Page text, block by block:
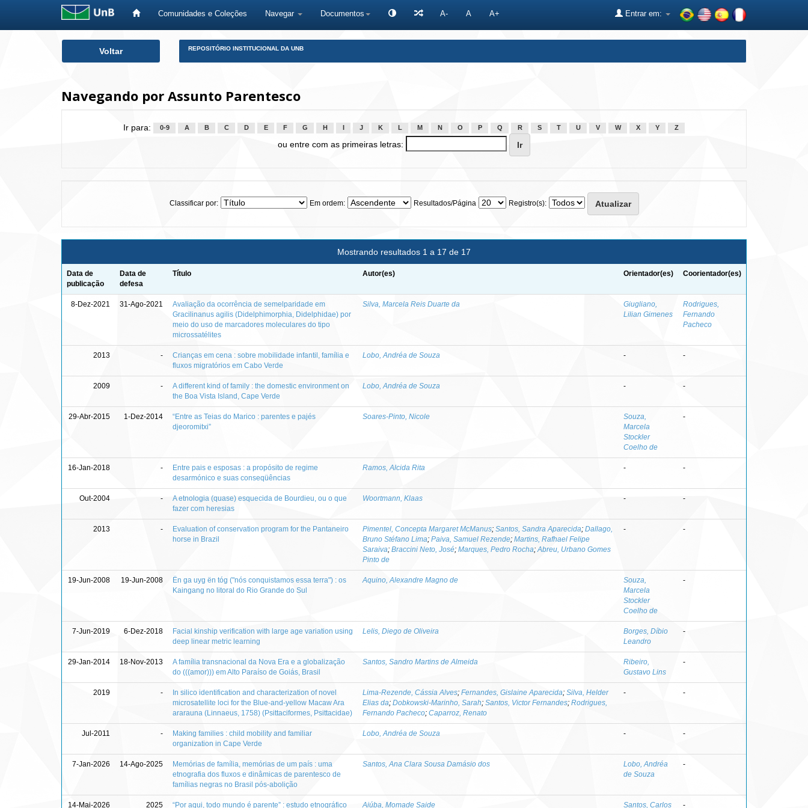
Comunidades e Coleções Navegar Documentos A- A A+ Entrar em:
Voltar REPOSITÓRIO INSTITUCIONAL DA UNB
Navegando por Assunto Parentesco
Ir para: 0-9 A B C D E F G H J K L M N O P Q R S T U V W X Y Z
ou entre com as primeiras letras:
Classificar por: Em ordem: Resultados/Página Registro(s):
Mostrando resultados 1 a 17 de 17
Data de
publicação
Data de
defesa
Título Autor(es) Orientador(es) Coorientador(es)
8-Dez-2021 31-Ago-2021
Avaliação da ocorrência de semelparidade em
Gracilinanus agilis (Didelphimorphia, Didelphidae) por
meio do uso de marcadores moleculares do tipo
microssatélites
Silva, Marcela Reis Duarte da
Giugliano,
Lilian Gimenes
Rodrigues,
Fernando
Pacheco
2013 -
Crianças em cena : sobre mobilidade infantil, família e
fluxos migratórios em Cabo Verde
Lobo, Andréa de Souza - -
2009 -
A different kind of family : the domestic environment on
the Boa Vista Island, Cape Verde
Lobo, Andréa de Souza - -
29-Abr-2015 1-Dez-2014
“Entre as Teias do Marico : parentes e pajés
djeoromitxi”
Soares-Pinto, Nicole
Souza,
Marcela
Stockler
Coelho de
-
16-Jan-2018 -
Entre pais e esposas : a propósito de regime
desarmónico e suas conseqüências
Ramos, Alcida Rita - -
Out-2004 -
A etnologia (quase) esquecida de Bourdieu, ou o que
fazer com heresias
Woortmann, Klaas - -
2013 -
Evaluation of conservation program for the Pantaneiro
horse in Brazil
Pimentel, Concepta Margaret McManus; Santos, Sandra Aparecida; Dallago,
Bruno Stéfano Lima; Paiva, Samuel Rezende; Martins, Rafhael Felipe
Saraiva; Braccini Neto, José; Marques, Pedro Rocha; Abreu, Urbano Gomes
Pinto de
- -
19-Jun-2008 19-Jun-2008
Ën ga uyg ën tóg ("nós conquistamos essa terra") : os
Kaingang no litoral do Rio Grande do Sul
Aquino, Alexandre Magno de
Souza,
Marcela
Stockler
Coelho de
-
7-Jun-2019 6-Dez-2018
Facial kinship verification with large age variation using
deep linear metric learning
Lelis, Diego de Oliveira
Borges, Díbio
Leandro
-
29-Jan-2014 18-Nov-2013
A família transnacional da Nova Era e a globalização
do (((amor))) em Alto Paraíso de Goiás, Brasil
Santos, Sandro Martins de Almeida
Ribeiro,
Gustavo Lins
-
2019 -
In silico identification and characterization of novel
microsatellite loci for the Blue-and-yellow Macaw Ara
ararauna (Linnaeus, 1758) (Psittaciformes, Psittacidae)
Lima-Rezende, Cássia Alves; Fernandes, Gislaine Aparecida; Silva, Helder
Elias da; Dobkowski-Marinho, Sarah; Santos, Victor Fernandes; Rodrigues,
Fernando Pacheco; Caparroz, Renato
- -
Jul-2011 -
Making families : child mobility and familiar
organization in Cape Verde
Lobo, Andréa de Souza - -
7-Jan-2026 14-Ago-2025
Memórias de família, memórias de um país : uma
etnografia dos fluxos e dinâmicas de parentesco de
famílias negras no Brasil pós-abolição
Santos, Ana Clara Sousa Damásio dos
Lobo, Andréa
de Souza
-
14-Mai-2026 2025 “Por aqui, todo mundo é parente” : estudo etnográfico Aiúba, Momade Saide Santos, Carlos -